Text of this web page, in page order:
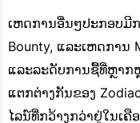
ເຫດການອື່ນໆປະກອບມີ
Bounty, ແລະເຫດການ
ແລະລະດັບການຊື້ທີ່ຫຼາກ
ແຕກຕ່າງກັນຂອງ
ໄລນ໌ທີ່ກວ້າງກວ່າຢູ່ໃນເຄື